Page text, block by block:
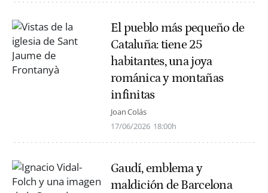
El pueblo más pequeño de
Cataluña: tiene 25
habitantes, una joya
románica y montañas
infinitas
Joan Colás
17/06/2026 18:00h
Gaudí, emblema y
maldición de Barcelona